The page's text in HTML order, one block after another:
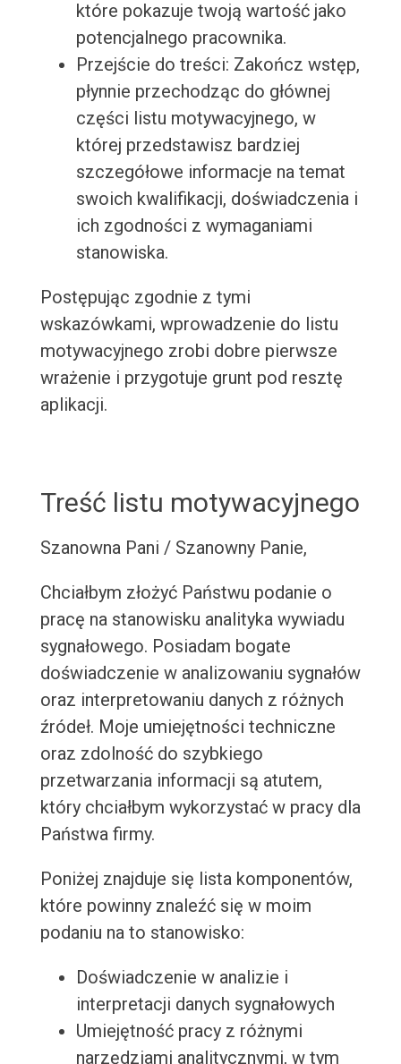
które pokazuje twoją wartość jako
potencjalnego pracownika.
Przejście do treści: Zakończ wstęp,
płynnie przechodząc do głównej
części listu motywacyjnego, w
której przedstawisz bardziej
szczegółowe informacje na temat
swoich kwalifikacji, doświadczenia i
ich zgodności z wymaganiami
stanowiska.
Postępując zgodnie z tymi
wskazówkami, wprowadzenie do listu
motywacyjnego zrobi dobre pierwsze
wrażenie i przygotuje grunt pod resztę
aplikacji.
Treść listu motywacyjnego
Szanowna Pani / Szanowny Panie,
Chciałbym złożyć Państwu podanie o
pracę na stanowisku analityka wywiadu
sygnałowego. Posiadam bogate
doświadczenie w analizowaniu sygnałów
oraz interpretowaniu danych z różnych
źródeł. Moje umiejętności techniczne
oraz zdolność do szybkiego
przetwarzania informacji są atutem,
który chciałbym wykorzystać w pracy dla
Państwa firmy.
Poniżej znajduje się lista komponentów,
które powinny znaleźć się w moim
podaniu na to stanowisko:
Doświadczenie w analizie i
interpretacji danych sygnałowych
Umiejętność pracy z różnymi
narzędziami analitycznymi, w tym